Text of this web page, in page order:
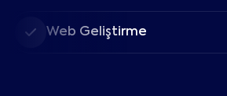
Web Geliştirme